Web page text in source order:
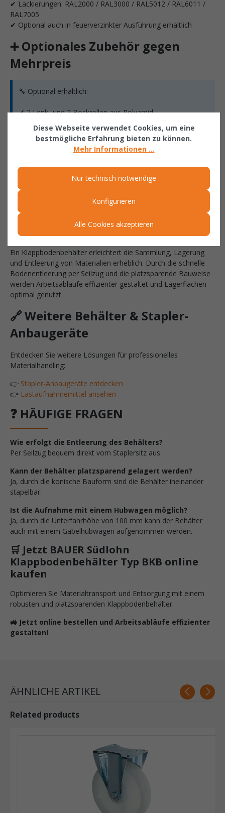
✔ Lackierungen: RAL2000 / RAL3000 / RAL5012 / RAL6011 /
RAL7005
✔ Optional auch in feuerverzinkter Ausführung erhältlich
➕ Optionales Zubehör gegen
Mehrpreis
🔧 Optional erhältlich:
✔ 2 Lenk- und 2 Bockrollen aus Polyamid
✔ Durchmesser Rollen: 180 mm
✔ Eine Lenkrolle mit Feststeller
✔ Bauhöhe: 220 mm
✔ Verzinkter Deckel
✔ 2-seitig zu öffnen
✔ Nicht stapelbar mit Deckel
Warum ein Klappbodenbehälter
sinnvoll ist
Ein Klappbodenbehälter erleichtert die Sammlung, Lagerung
und Entleerung von Materialien erheblich. Durch die schnelle
Bodenentleerung per Seilzug und die platzsparende Bauweise
werden Arbeitsabläufe effizienter gestaltet und Lagerflächen
optimal genutzt.
🔗 Weitere Behälter & Stapler-
Anbaugeräte
Entdecken Sie weitere Lösungen für professionelles
Materialhandling:
👉 Stapler-Anbaugeräte entdecken
👉 Lastaufnahmemittel ansehen
❓ HÄUFIGE FRAGEN
Wie erfolgt die Entleerung des Behälters?
Per Seilzug bequem direkt vom Staplersitz aus.
Kann der Behälter platzsparend gelagert werden?
Ja, durch die konische Bauform sind die Behälter ineinander
stapelbar.
Ist die Aufnahme mit einem Hubwagen möglich?
Ja, durch die Unterfahrhöhe von 100 mm kann der Behälter
auch mit einem Gabelhubwagen aufgenommen werden.
🛒 Jetzt BAUER Südlohn
Klappbodenbehälter Typ BKB online
kaufen
Optimieren Sie Materialtransport und Entsorgung mit einem
robusten und platzsparenden Klappbodenbehälter.
🚜 Jetzt online bestellen und Arbeitsabläufe effizienter
gestalten!
ÄHNLICHE ARTIKEL
Related products
Diese Webseite verwendet Cookies, um eine
bestmögliche Erfahrung bieten zu können.
Mehr Informationen ...
Nur technisch notwendige
Konfigurieren
Alle Cookies akzeptieren